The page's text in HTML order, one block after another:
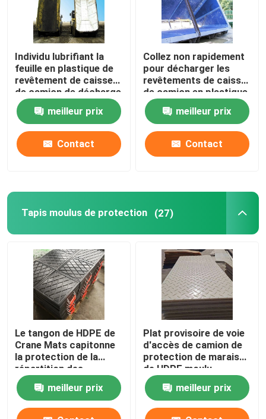
Individu lubrifiant la
feuille en plastique de
revêtement de caisse
de camion de décharge
de Clay Body Lining
UHMWPEmeilleur prix
Contact
Collez non rapidement
pour décharger les
revêtements de caisse
de camion en plastique
composés de décharge
du polyéthylène
UHMWPE
meilleur prix
Contact
Tapis moulus de protection (27)
Le tangon de HDPE de
Crane Mats capitonne
la protection de la
répartition des
charges de plastique
polyéthylènemeilleur prix
Plat provisoire de voie
d'accès de camion de
protection de marais
de HDPE moulu
synthétique de tapis
meilleur prix